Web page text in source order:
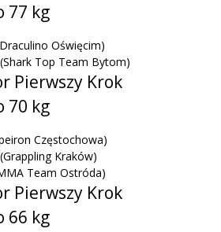
77 kg
Oświęcim)
(Shark Top Team Bytom)
Pierwszy Krok
70 kg
Częstochowa)
(Grappling Kraków)
Team Ostróda)
Pierwszy Krok
66 kg